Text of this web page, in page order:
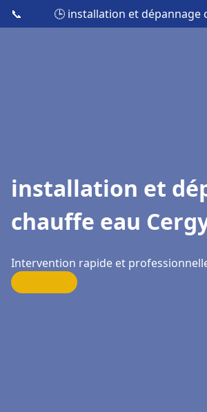
📞 🕒 installation et dépannage
installation et
chauffe eau
Intervention rapide et